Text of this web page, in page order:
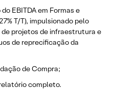
EBITDA em Formas e
T/T), impulsionado pelo
projetos de infraestrutura e
de reprecificação da
de Compra;
completo.